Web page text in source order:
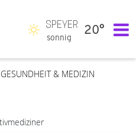
SPEYER
sonnig
20°
GESUNDHEIT & MEDIZIN